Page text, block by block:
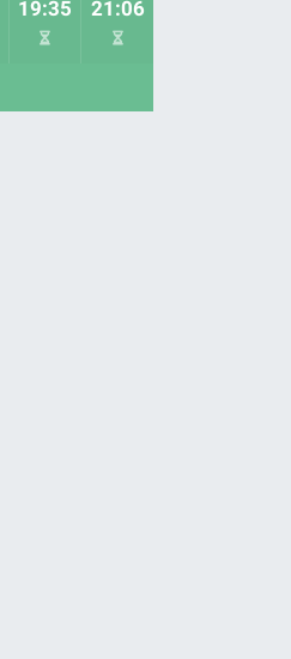
19:35 21:06